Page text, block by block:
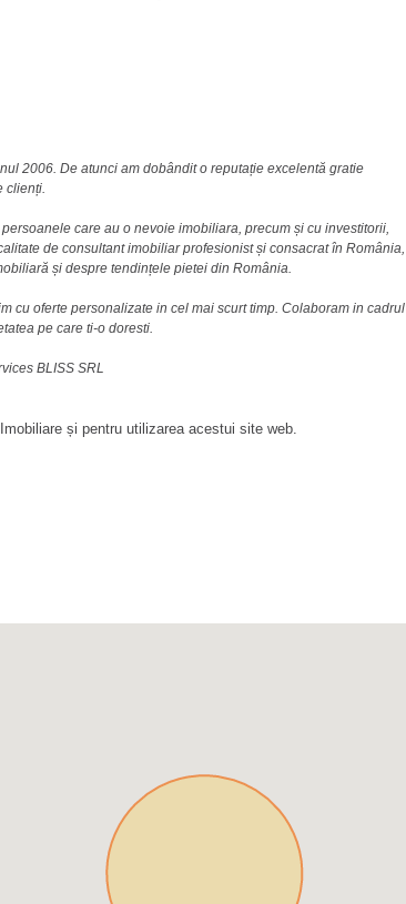
2006. De atunci am dobândit o reputație excelentă gratie
clienți.
care au o nevoie imobiliara, precum și cu investitorii,
de consultant imobiliar profesionist și consacrat în România,
și despre tendințele pietei din România.
cu oferte personalizate in cel mai scurt timp. Colaboram in cadrul
pe care ti-o doresti.
BLISS SRL
și pentru utilizarea acestui site web.